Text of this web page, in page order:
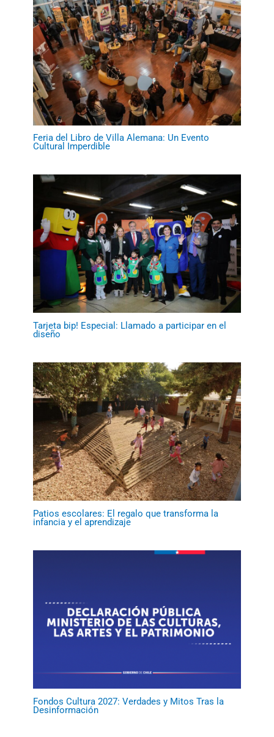
Feria del Libro de Villa Alemana: Un Evento
Cultural Imperdible
Tarjeta bip! Especial: Llamado a participar en el
diseño
Patios escolares: El regalo que transforma la
infancia y el aprendizaje
Fondos Cultura 2027: Verdades y Mitos Tras la
Desinformación